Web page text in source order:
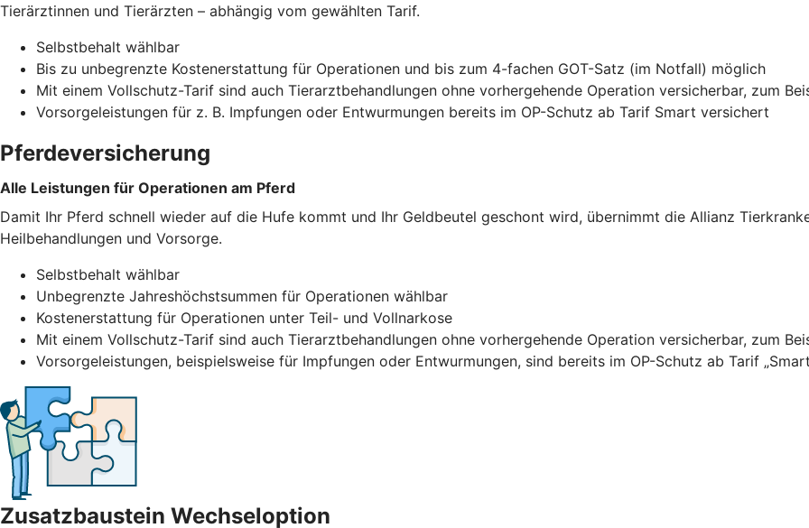
Tierärztinnen und Tierärzten – abhängig vom gewählten Tarif.
Selbstbehalt wählbar
Bis zu unbegrenzte Kostenerstattung für Operationen und bis zum 4-fachen GOT-Satz (im Notfall) möglich
Mit einem Vollschutz-Tarif sind auch Tierarztbehandlungen ohne vorhergehende Operation versicherbar, zum
Vorsorgeleistungen für z. B. Impfungen oder Entwurmungen bereits im OP-Schutz ab Tarif Smart versichert
Pferdeversicherung
Alle Leistungen für Operationen am Pferd
Damit Ihr Pferd schnell wieder auf die Hufe kommt und Ihr Geldbeutel geschont wird, übernimmt die Allianz
Heilbehandlungen und Vorsorge.
Selbstbehalt wählbar
Unbegrenzte Jahreshöchstsummen für Operationen wählbar
Kostenerstattung für Operationen unter Teil- und Vollnarkose
Mit einem Vollschutz-Tarif sind auch Tierarztbehandlungen ohne vorhergehende Operation versicherbar, zum
Vorsorgeleistungen, beispielsweise für Impfungen oder Entwurmungen, sind bereits im OP-Schutz ab Tarif
Zusatzbaustein Wechseloption